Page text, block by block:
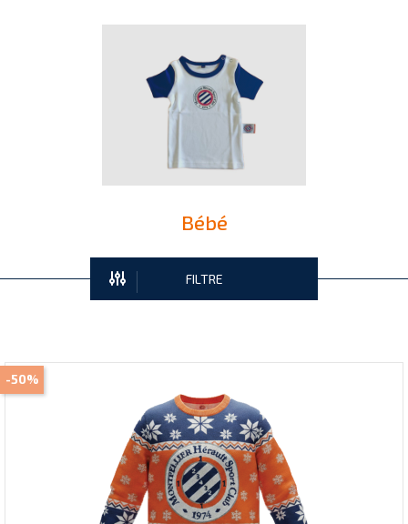
Bébé
FILTRE
-50%